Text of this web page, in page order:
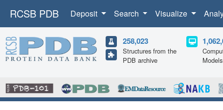
RCSB PDB Deposit Search Visualize
258,023
Structures from the
PDB archive